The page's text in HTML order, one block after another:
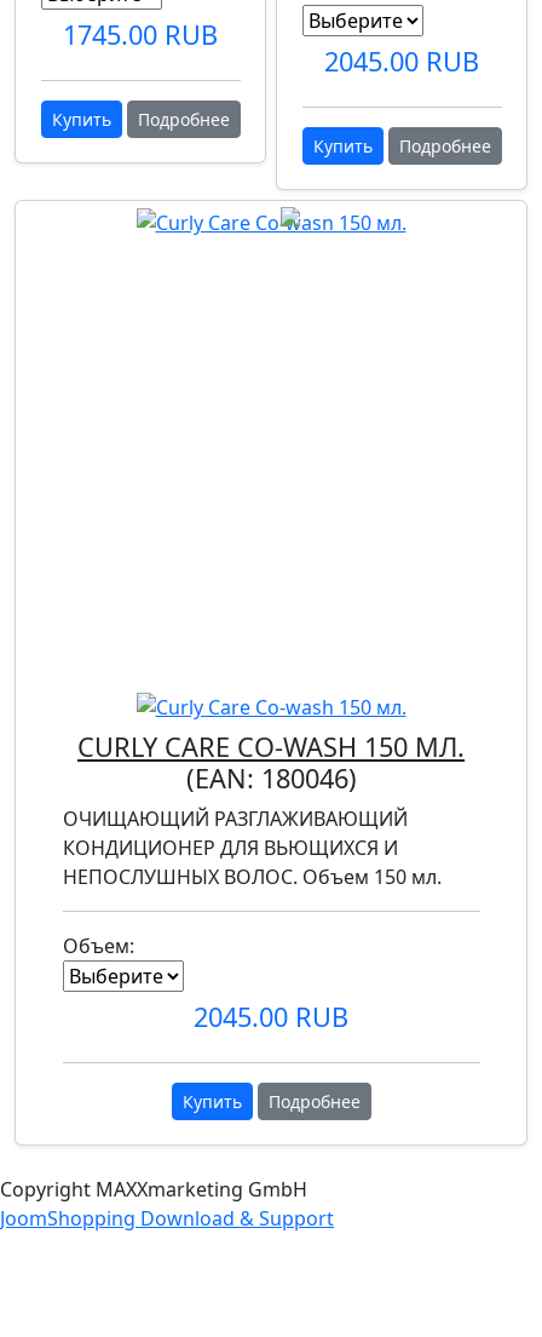
1745.00 RUB
Купить Подробнее
2045.00 RUB
Купить Подробнее
CURLY CARE CO-WASH 150 МЛ.
(EAN: 180046)
ОЧИЩАЮЩИЙ РАЗГЛАЖИВАЮЩИЙ
КОНДИЦИОНЕР ДЛЯ ВЬЮЩИХСЯ И
НЕПОСЛУШНЫХ ВОЛОС. Объем 150 мл.
Объем:
2045.00 RUB
Купить Подробнее
Copyright MAXXmarketing GmbH
JoomShopping Download & Support